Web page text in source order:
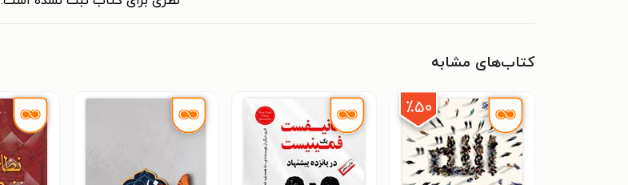
کتاب‌های مشابه
٪۵۰